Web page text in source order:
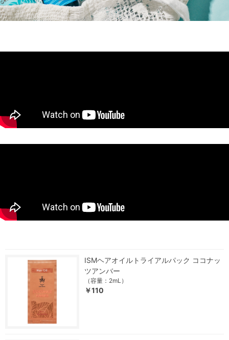
ISMヘアオイルトライアルパック ココナッ
ツアンバー
（容量：2mL）
￥110